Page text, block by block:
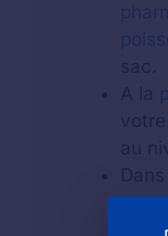
sac.
A la
au